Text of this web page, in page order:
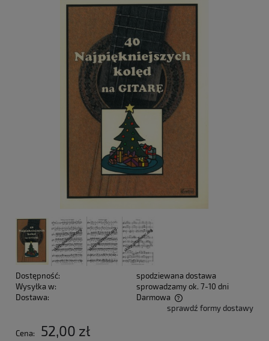
Dostępność:
spodziewana dostawa
Wysyłka w:
sprowadzamy ok. 7-10 dni
Dostawa:
Darmowa
Cena nie zawiera ewentualnych kosztów płatnościsprawdź formy dostawy
Cena: 52,00 zł